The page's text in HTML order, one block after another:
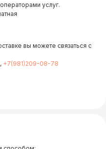
услуг.
вы можете связаться с
, +7(981)209-08-78